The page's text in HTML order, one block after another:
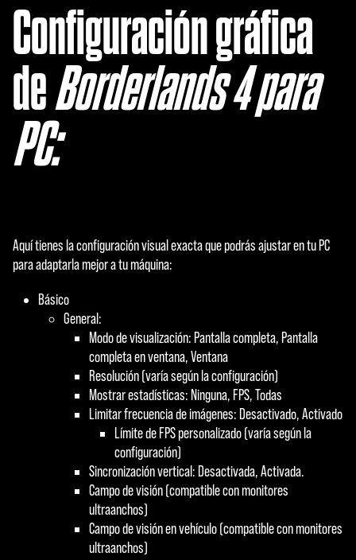
Configuración gráfica
deBorderlands 4 para
PC:
Aquí tienes la configuración visual exacta que podrás ajustar en tu PC
para adaptarla mejor a tu máquina:
Básico
General:
Modo de visualización: Pantalla completa, Pantalla
completa en ventana, Ventana
Resolución (varía según la configuración)
Mostrar estadísticas: Ninguna, FPS, Todas
Limitar frecuencia de imágenes: Desactivado, Activado
Límite de FPS personalizado (varía según la
configuración)
Sincronización vertical: Desactivada, Activada.
Campo de visión (compatible con monitores
ultraanchos)
Campo de visión en vehículo (compatible con monitores
ultraanchos)